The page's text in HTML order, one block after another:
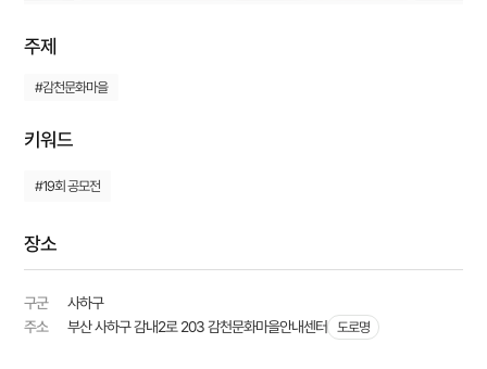
주제
#감천문화마을
키워드
#19회 공모전
장소
구군
사하구
주소
부산 사하구 감내2로 203 감천문화마을안내센터 도로명